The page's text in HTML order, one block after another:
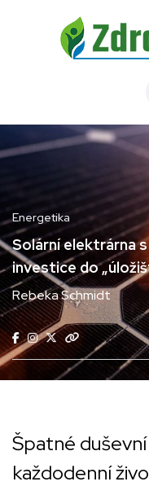
Energetika
Solární elektrárna
investice do
Rebeka Schmidt
Špatné
každodenní